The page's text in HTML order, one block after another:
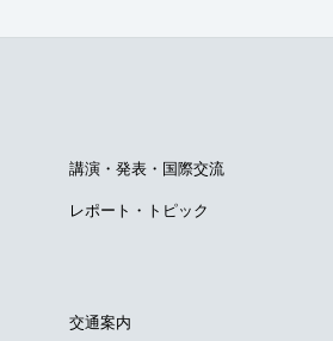
講演・発表・国際交流
レポート・トピック
交通案内